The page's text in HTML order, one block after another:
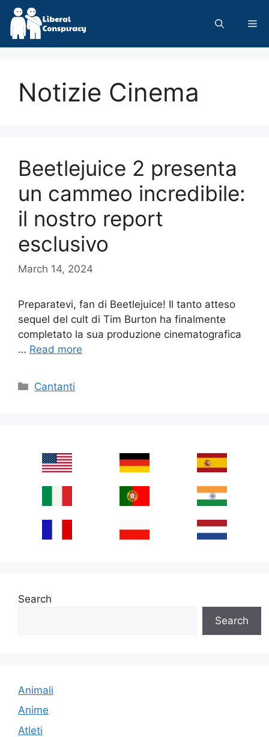
Skip
content
Notizie Cinema
Beetlejuice 2 presenta
un cammeo incredibile:
il nostro report
esclusivo
March 14, 2024
Preparatevi, fan di Beetlejuice! Il tanto atteso
sequel del cult di Tim Burton ha finalmente
completato la sua produzione cinematografica
… Read more
Categories
Cantanti
Search
Search
Animali
Anime
Atleti